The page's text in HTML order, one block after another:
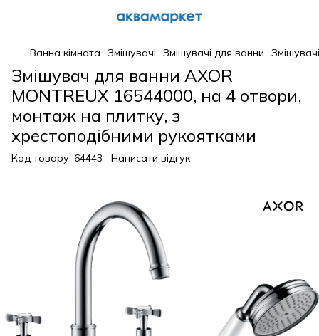
Ванна кімната Змішувачі Змішувачі для ванни
Змішувач для ванни AXOR
MONTREUX 16544000, на 4 отвори,
монтаж на плитку, з
хрестоподібними рукоятками
Код товару: 64443 Написати відгук